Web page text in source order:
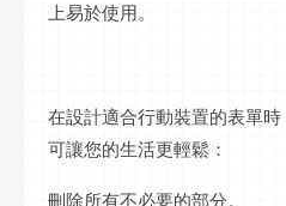
上易於使用。
在設計適合行動裝置的表單時
可讓您的生活更輕鬆：
刪除所有不必要的部分。